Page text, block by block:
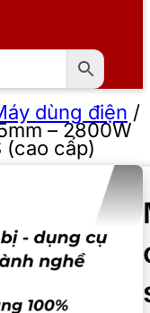
dùng điện /
– 2800W
(cao cấp)